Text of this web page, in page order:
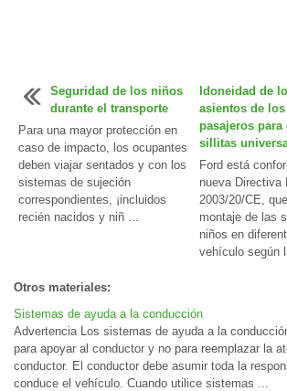
Seguridad de los niños
durante el transporte
Para una mayor protección en
caso de impacto, los ocupantes
deben viajar sentados y con los
sistemas de sujeción
correspondientes, ¡incluidos
recién nacidos y niñ ...
Idoneidad de
asientos de los
pasajeros para
sillitas
Ford está
nueva Directiva
2003/20/CE,
montaje de las
niños en
vehículo según
Otros materiales:
Sistemas de ayuda a la conducción
Advertencia Los sistemas de ayuda a la
para apoyar al conductor y no para reemplazar la
conductor. El conductor debe asumir toda la
conduce el vehículo. Cuando utilice sistemas ...